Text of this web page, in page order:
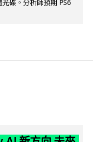
碟。分析師預期 PS6